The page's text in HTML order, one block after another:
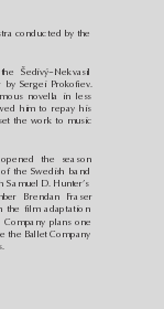
ra conducted by the
the Šedivý–Nekvasil
by Sergei Prokoﬁev.
us novella in less
him to repay his
the work to music
ened the sea son
of the Swedish band
Samue l D. Hunter’s
Brendan Fraser
the ﬁlm adaptatio n
Compa ny plans one
e the Ballet Company